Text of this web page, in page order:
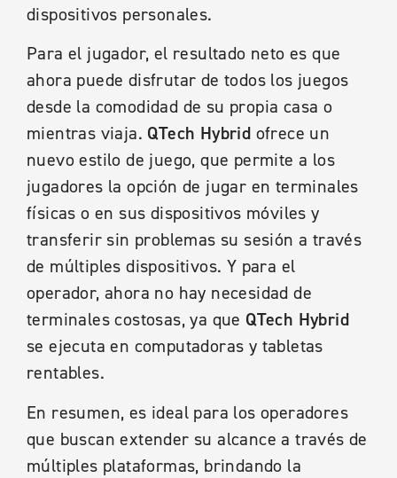
dispositivos personales.
Para el jugador, el resultado neto es que
ahora puede disfrutar de todos los juegos
desde la comodidad de su propia casa o
mientras viaja. QTech Hybrid ofrece un
nuevo estilo de juego, que permite a los
jugadores la opción de jugar en terminales
físicas o en sus dispositivos móviles y
transferir sin problemas su sesión a través
de múltiples dispositivos. Y para el
operador, ahora no hay necesidad de
terminales costosas, ya que QTech Hybrid
se ejecuta en computadoras y tabletas
rentables.
En resumen, es ideal para los operadores
que buscan extender su alcance a través de
múltiples plataformas, brindando la